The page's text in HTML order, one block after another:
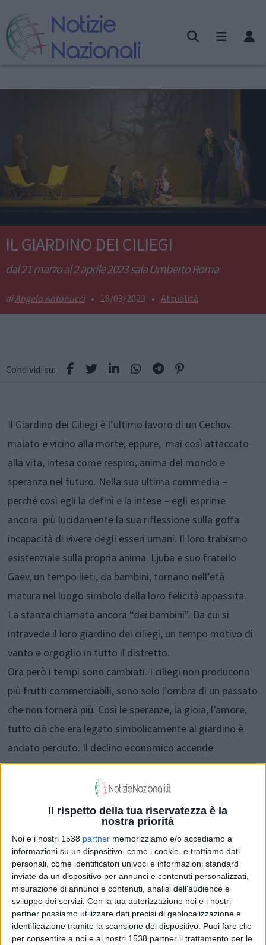
Il rispetto della tua riservatezza è la
nostra priorità
Noi e i nostri 1538 partner memorizziamo e/o accediamo a
informazioni su un dispositivo, come i cookie, e trattiamo dati
personali, come identificatori univoci e informazioni standard
inviate da un dispositivo per annunci e contenuti personalizzati,
misurazione di annunci e contenuti, analisi dell'audience e
sviluppo dei servizi. Con la tua autorizzazione noi e i nostri
partner possiamo utilizzare dati precisi di geolocalizzazione e
identificazione tramite la scansione del dispositivo. Puoi fare clic
per consentire a noi e ai nostri 1538 partner il trattamento per le
IL GIARDINO DEI CILIEGI
dal 21 marzo al 2 aprile 2023 sala Umberto Roma
Angelo Antonucci • 18/03/2023 • Attualità
Condividi su:
Il Giardino dei Ciliegi è l’ultimo lavoro di un Cechov
malato e vicino alla morte; eppure, mai così attaccato
alla vita, intesa come respiro, anima del mondo e
speranza nel futuro. Nella sua ultima commedia –
perché così egli la definì e la intese – egli esprime
ancora più lucidamente la sua riflessione sulla goffa
incapacità di vivere degli esseri umani. Il loro trabismo
esistenziale sulla propria anima. Ljuba e suo fratello
Gaev, un tempo lieti, da bambini, tornano nell’età
matura nel luogo simbolo della loro felicità appassita.
La stanza chiamata ancora “dei bambini”. Da cui si
intravede il loro giardino dei ciliegi, un tempo motivo di
vanto e orgoglio in tutto il distretto.
Ora però i tempi sono cambiati. I ciliegi non producono
più frutti commerciabili, sono solo l’ombra di un passato
che non tornerà più. Così le speranze, la gioia, l’amore,
tutto ciò che era legato simbolicamente al giardino è
andato perduto. Il declino economico accende
brutalmente il declino della loro esistenza a cui non
sanno (o non vogliono) porre rimedio. Ljuba, donna di
forti sentimenti e capace di amore, ormai ha perduto il
marito e l’ultimo amante. Da anni è segnata dalla
perdita del suo amato figlio piccolo. Eppure, sopraffatta
dai debiti, non si rassegna ad abbandonare il sogno: la
nostalgia del suo luminoso passato dove risiede
illusoriamente la sua armonia. Bimba illusa nel corpo di
una donna matura. Che piange e ride allo stesso tempo.
Così il fratello Gaev, adulto mai cresciuto da una